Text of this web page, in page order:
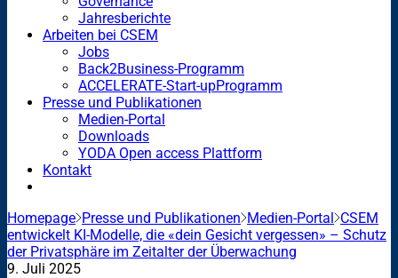
Jahresberichte
Arbeiten bei CSEM
Jobs
Back2Business-Programm
ACCELERATE-Start-upProgramm
Presse und Publikationen
Medien-Portal
Downloads
YODA Open access Plattform
Kontakt
Homepage Presse und Publikationen Medien-Portal CSEM
entwickelt KI-Modelle, die «dein Gesicht vergessen» – Schutz
der Privatsphäre im Zeitalter der Überwachung
9. Juli 2025